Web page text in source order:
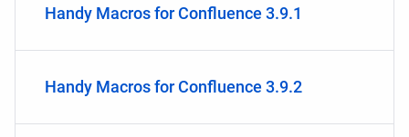
Handy Macros for Confluence 3.9.1
Handy Macros for Confluence 3.9.2